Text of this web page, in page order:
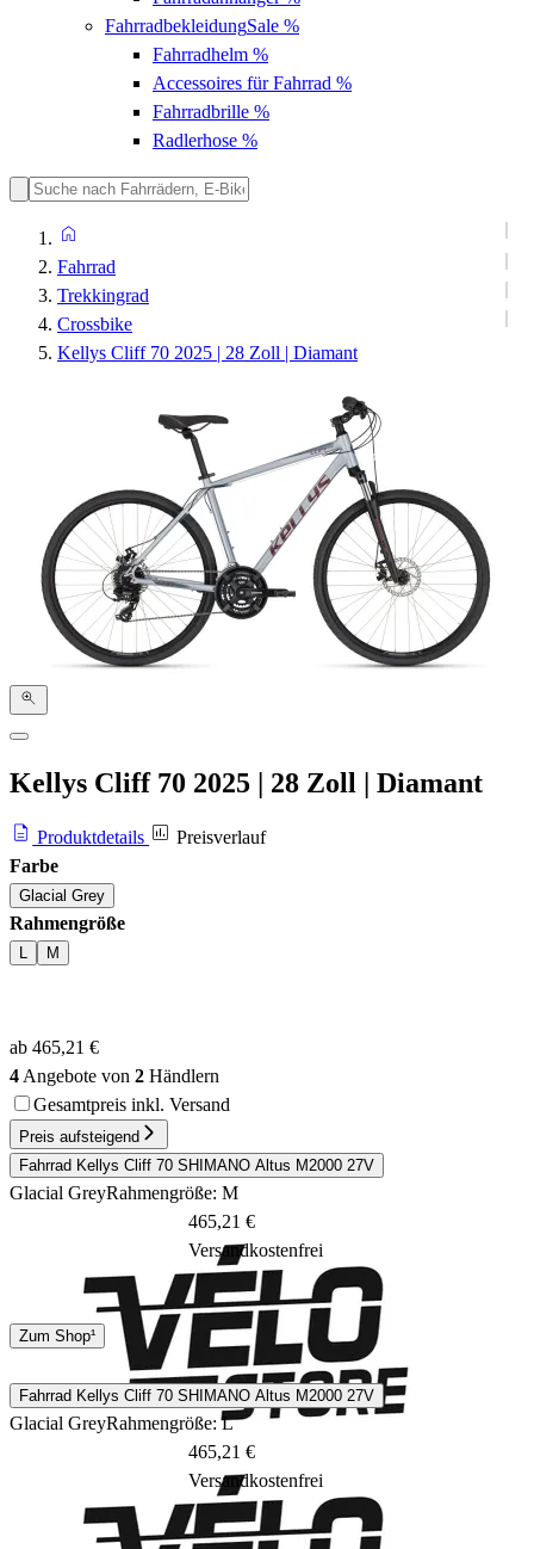
FahrradbekleidungSale %
Fahrradhelm %
Accessoires für Fahrrad %
Fahrradbrille %
Radlerhose %
Fahrrad
Trekkingrad
Crossbike
Kellys Cliff 70 2025 | 28 Zoll | Diamant
Kellys Cliff 70 2025 | 28 Zoll | Diamant
Produktdetails
Preisverlauf
Farbe
Glacial Grey
Rahmengröße
L M
ab 465,21 €
4 Angebote von 2 Händlern
Gesamtpreis inkl. Versand
Preis aufsteigend
Fahrrad Kellys Cliff 70 SHIMANO Altus M2000 27V
Glacial GreyRahmengröße: M
1 - 5 Tage
465,21 €
Versandkostenfrei
Zum Shop¹
Fahrrad Kellys Cliff 70 SHIMANO Altus M2000 27V
Glacial GreyRahmengröße: L
465,21 €
Versandkostenfrei